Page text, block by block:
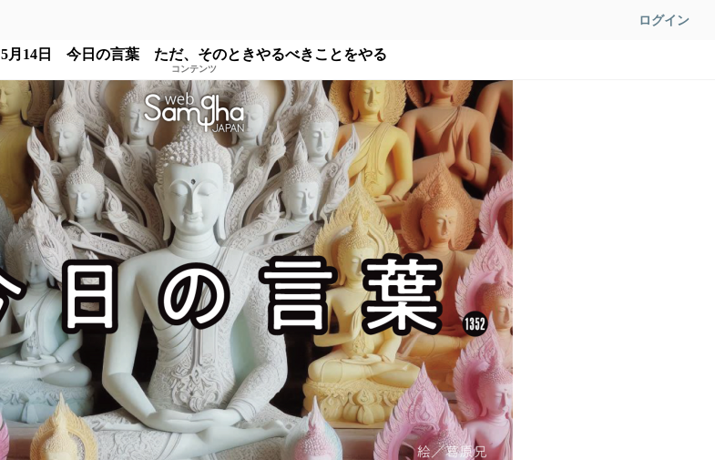
ログイン
5月14日 今日の言葉 ただ、そのときやるべきことをやる
コンテンツ